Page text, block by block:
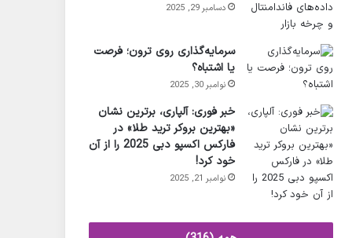
دسامبر 29, 2025
سرمایه‌گذاری روی ترون؛ فرصت
یا اشتباه؟
نوامبر 30, 2025
خبر فوری: آلپاری، برترین نشان
«بهترین بروکر ترید طلا» در
فارکس اکسپو دبی 2025 را از آن
خود کرد!
نوامبر 21, 2025